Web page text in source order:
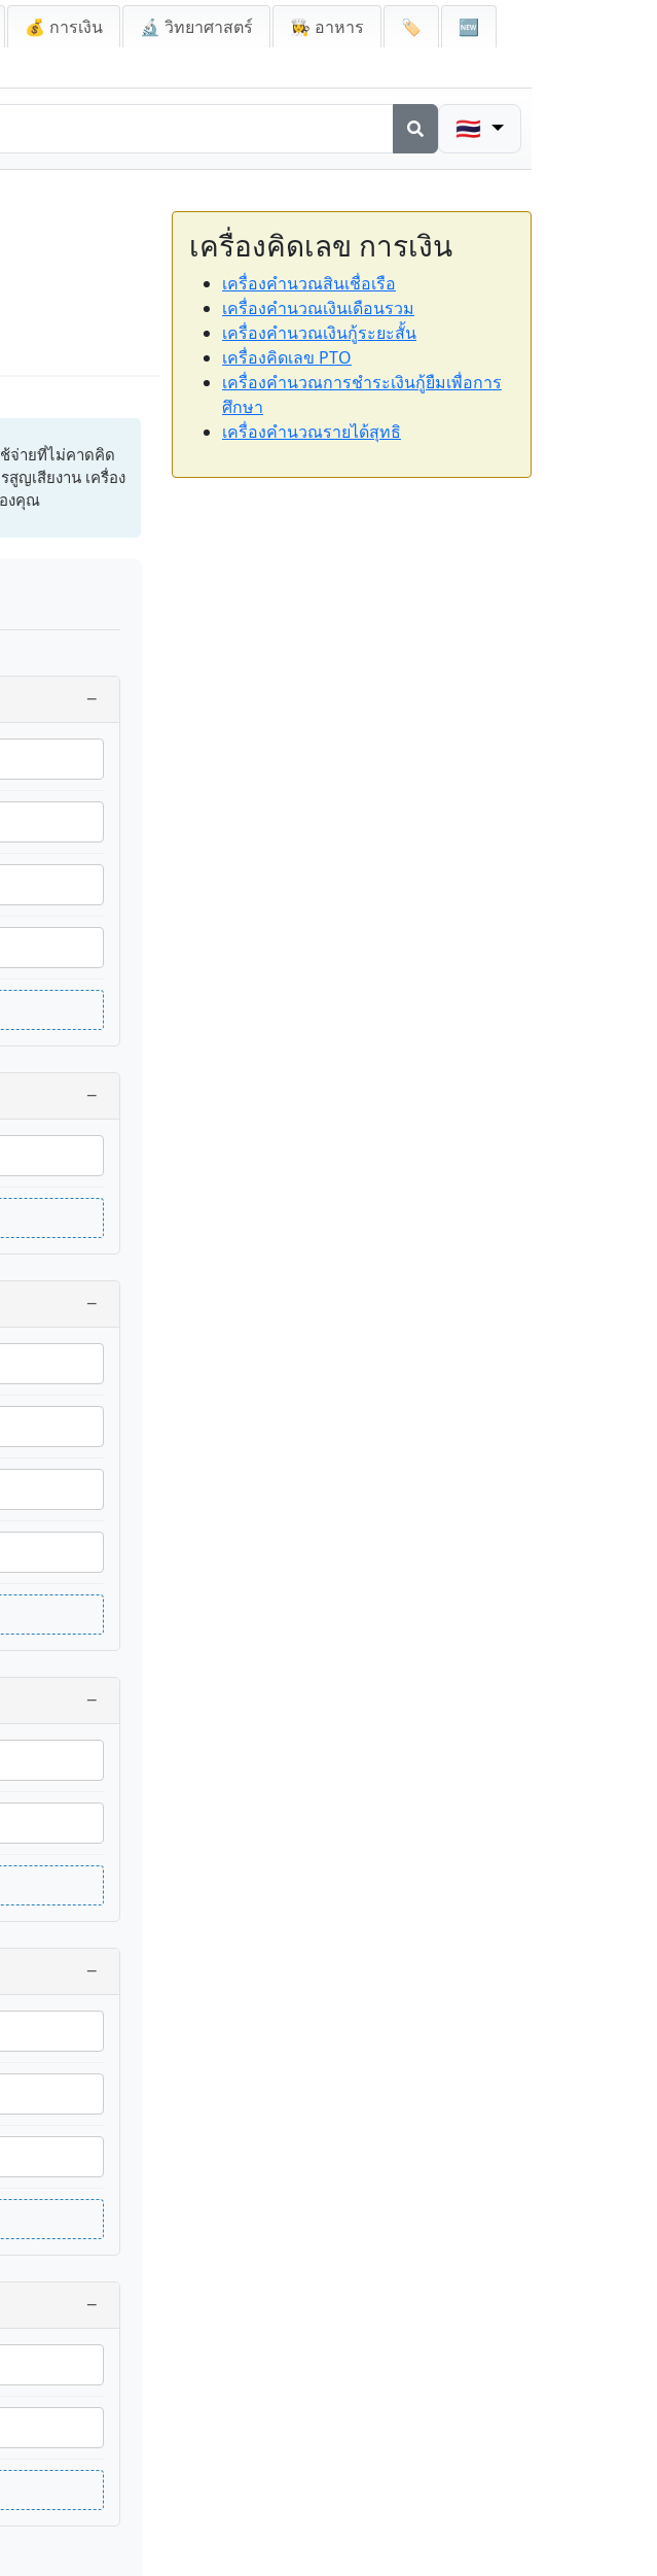
💰 การเงิน 🔬 วิทยาศาสตร์ 👩‍🍳 อาหาร 🏷️
🆕
🇹🇭
จ่ายที่ไม่คาดคิด
ญเสียงาน เครื่อง
งคุณ
−
−
−
−
−
−
เครื่องคิดเลข การเงิน
เครื่องคำนวณสินเชื่อเรือ
เครื่องคำนวณเงินเดือนรวม
เครื่องคำนวณเงินกู้ระยะสั้น
เครื่องคิดเลข PTO
เครื่องคำนวณการชำระเงินกู้ยืมเพื่อการ
ศึกษา
เครื่องคำนวณรายได้สุทธิ